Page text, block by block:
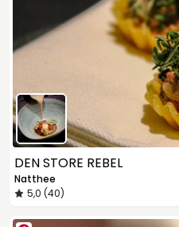
DEN STORE REBEL
Natthee
5,0 (40)